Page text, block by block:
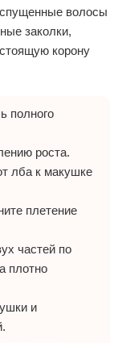
волосы
заколки,
корону
полного
роста.
лба к макушке
плетение
частей по
плотно
и